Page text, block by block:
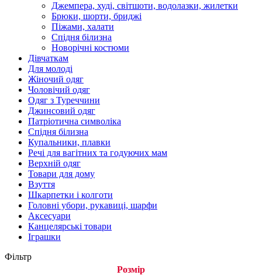
Джемпера, худі, світшоти, водолазки, жилетки
Брюки, шорти, бриджі
Піжами, халати
Спідня білизна
Новорічні костюми
Дівчаткам
Для молоді
Жіночий одяг
Чоловічий одяг
Одяг з Туреччини
Джинсовий одяг
Патріотична символіка
Спідня білизна
Купальники, плавки
Речі для вагітних та годуючих мам
Верхній одяг
Товари для дому
Взуття
Шкарпетки і колготи
Головні убори, рукавиці, шарфи
Аксесуари
Канцелярські товари
Іграшки
Фільтр
Розмір